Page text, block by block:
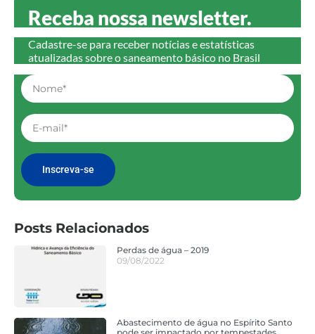
Receba nossa newsletter.
Cadastre-se para receber notícias e estatísticas
atualizadas sobre o saneamento básico no Brasil
Inscreva-se
Posts Relacionados
Perdas de água – 2019
09/08/2022
Abastecimento de água no Espírito Santo